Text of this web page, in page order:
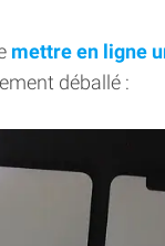
mettre en ligne
déballé :